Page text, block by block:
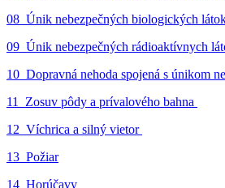
08_Únik nebezpečných biologických
09_Únik nebezpečných rádioaktívnych
10_Dopravná nehoda spojená s únikom
11_Zosuv pôdy a prívalového bahna
12_Víchrica a silný vietor
13_Požiar
14_Horúčavy